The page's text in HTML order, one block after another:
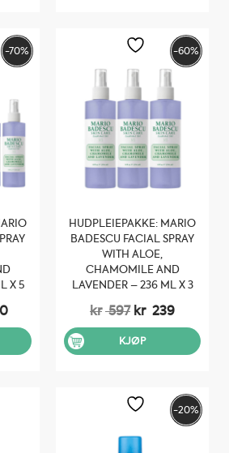
-70%
X 5
Nåværende
pris
kr 300.
-60%
HUDPLEIEPAKKE: MARIO
BADESCU FACIAL SPRAY
WITH ALOE,
CHAMOMILE AND
LAVENDER – 236 ML X 3
kr597 Opprinnelig
pris
var:
kr 597.
kr 239
pris
kr 239.
KJØP
-20%